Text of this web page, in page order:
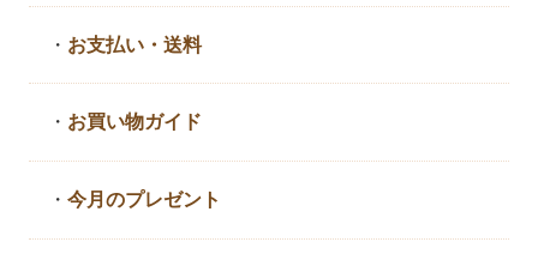
・ お支払い・送料
・ お買い物ガイド
・今月のプレゼント